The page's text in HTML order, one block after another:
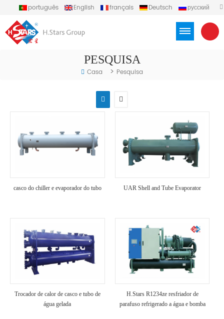
português English français Deutsch
русский
PESQUISA
Casa > Pesquisa
casco do chiller e evaporador do tubo UAR Shell and Tube Evaporator
Trocador de calor de casco e tubo de
água gelada
H.Stars R1234ze resfriador de
parafuso refrigerado a água e bomba